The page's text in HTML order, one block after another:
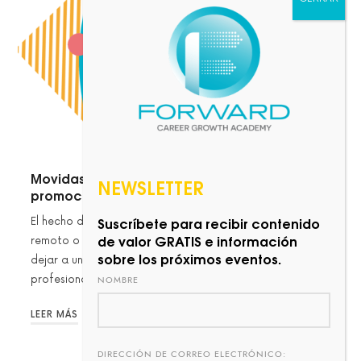
Movidas intencionales para lograr una
promoción laboral
El hecho de que por la pandemia estemos trabajando
remoto o de forma híbrida, no significa que vamos a
dejar a un lado el impulsar nuestra carrera
profesional. Para ello, debemos…
LEER MÁS
NEWSLETTER
Suscríbete para recibir contenido
de valor GRATIS e información
sobre los próximos eventos.
NOMBRE
DIRECCIÓN DE CORREO ELECTRÓNICO: